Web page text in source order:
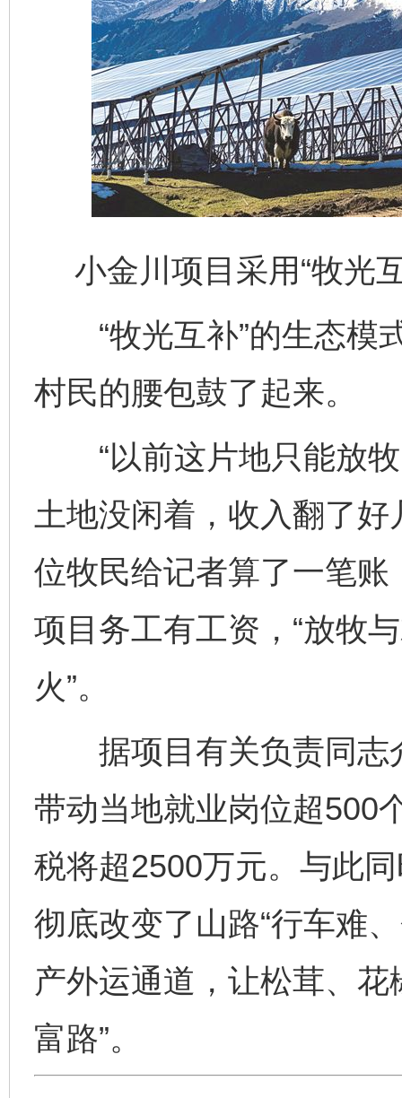
小金川项目采用“牧光
“牧光互补”的生态模
村民的腰包鼓了起来。
“以前这片地只能放牧
土地没闲着，收入翻了
位牧民给记者算了一笔
项目务工有工资，“放牧
火”。
据项目有关负责同志
带动当地就业岗位超500
税将超2500万元。与此
彻底改变了山路“行车难
产外运通道，让松茸、花
富路”。